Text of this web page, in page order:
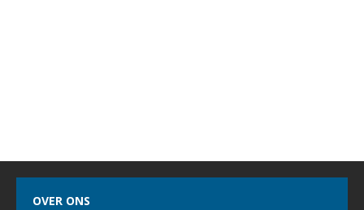
OVER ONS